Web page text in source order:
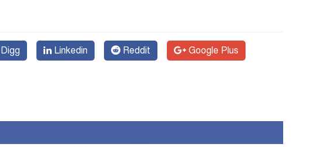
Digg Linkedin Reddit Google Plus